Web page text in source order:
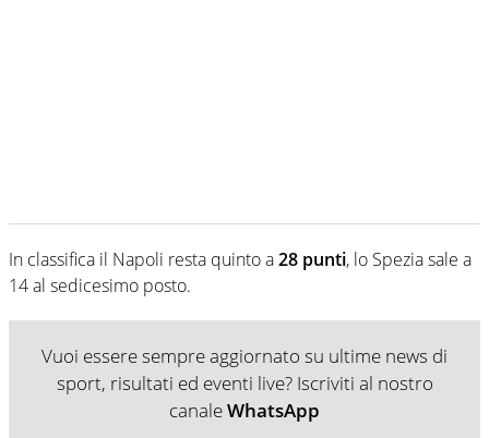
In classifica il Napoli resta quinto a28 punti, lo Spezia sale a
14 al sedicesimo posto.
Vuoi essere sempre aggiornato su ultime news di
sport, risultati ed eventi live? Iscriviti al nostro
canaleWhatsApp